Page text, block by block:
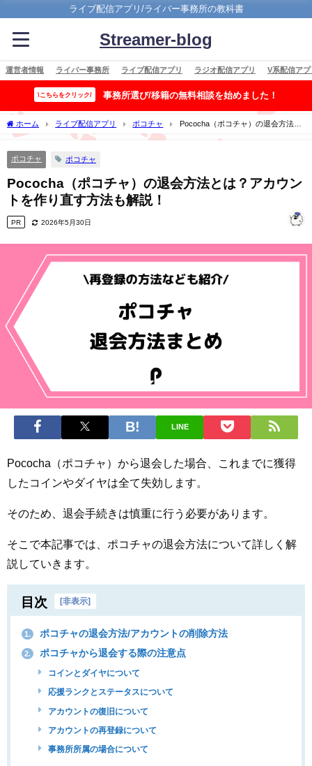
ライブ配信アプリ/ライバー事務所の教科書
Streamer-blog
運営者情報 ライバー事務所 ライブ配信アプリ ラジオ配信アプリ V系配信アプ
\こちらをクリック/ 事務所選び/移籍の無料相談を始めました！
ホーム ライブ配信アプリ ポコチャ
Pococha（ポコチャ）の退会方法と
は？アカウントを作り直す方法も解説！
ポコチャ ポコチャ
Pococha（ポコチャ）の退会方法とは？アカウン
トを作り直す方法も解説！
PR 2026年5月30日
LINE
Pococha（ポコチャ）から退会した場合、これまでに獲得
したコインやダイヤは全て失効します。
そのため、退会手続きは慎重に行う必要があります。
そこで本記事では、ポコチャの退会方法について詳しく解
説していきます。
目次 [非表示]
1. ポコチャの退会方法/アカウントの削除方法
2. ポコチャから退会する際の注意点
コインとダイヤについて
応援ランクとステータスについて
アカウントの復旧について
アカウントの再登録について
事務所所属の場合について